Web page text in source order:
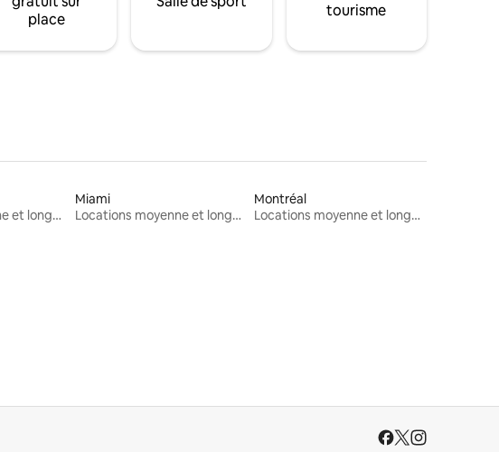
place
tourisme
Locations moyenne et longue durée
Miami
Locations moyenne et longue durée
Montréal
Locations moyenne et longue durée